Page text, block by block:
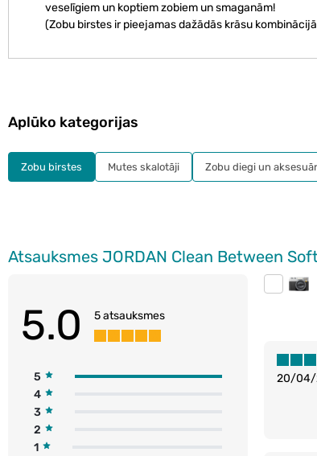
veselīgiem un koptiem zobiem un smaganām!
(Zobu birstes ir pieejamas dažādās krāsu
Atsauksmes JORDAN Clean Between
5.0 5 atsauksmes
5
4
3
2
1
20/04/
Aplūko kategorijas
Zobu birstes Mutes skalotāji Zobu diegi un